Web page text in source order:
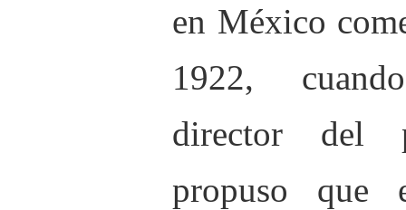
en México
1922,
director del
propuso